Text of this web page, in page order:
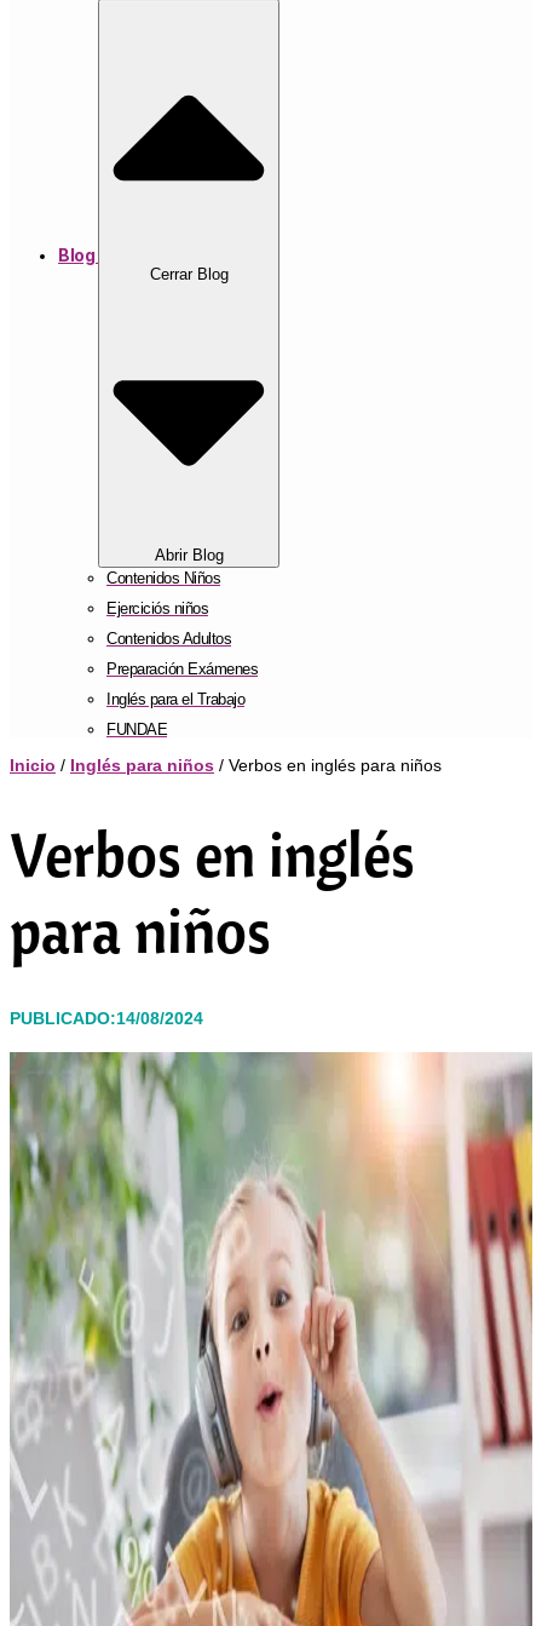
Blog
Cerrar Blog
Abrir Blog
Contenidos Niños
Ejerciciós niños
Contenidos Adultos
Preparación Exámenes
Inglés para el Trabajo
FUNDAE
Inicio / Inglés para niños / Verbos en inglés para niños
Verbos en inglés
para niños
PUBLICADO:14/08/2024